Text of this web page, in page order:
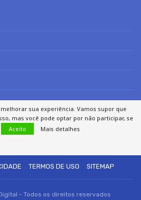
TERMOS DE USO SITEMAP
- Todos os direitos reservados
sua experiência. Vamos supor que
mas você pode optar por não participar, se
Aceito Mais detalhes